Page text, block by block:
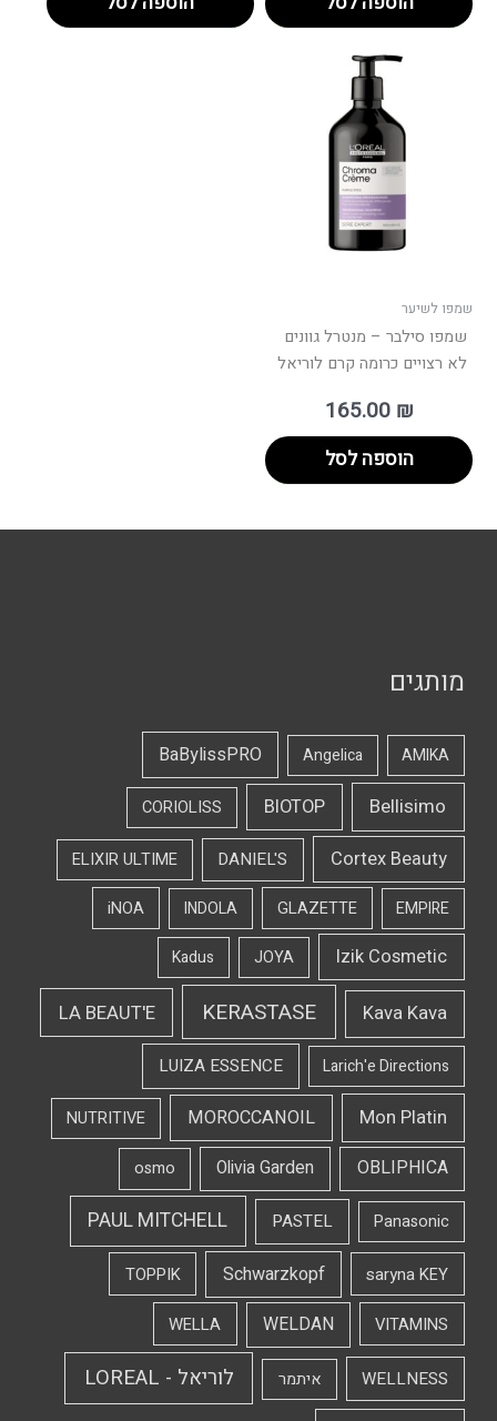
שמפו לשיער
שמפו סילבר – מנטרל גוונים
לא רצויים כרומה קרם לוריאל
165.00 ₪
הוספה לסל
מותגים
AMIKA
Angelica
BaBylissPRO
Bellisimo
BIOTOP
CORIOLISS
Cortex Beauty
DANIEL'S
ELIXIR ULTIME
EMPIRE
GLAZETTE
INDOLA
iNOA
Izik Cosmetic
JOYA
Kadus
Kava Kava
KERASTASE
LA BEAUT'E
Larich'e Directions
LUIZA ESSENCE
Mon Platin
MOROCCANOIL
NUTRITIVE
OBLIPHICA
Olivia Garden
osmo
Panasonic
PASTEL
PAUL MITCHELL
saryna KEY
Schwarzkopf
TOPPIK
VITAMINS
WELDAN
WELLA
WELLNESS איתמר לוריאל - LOREAL